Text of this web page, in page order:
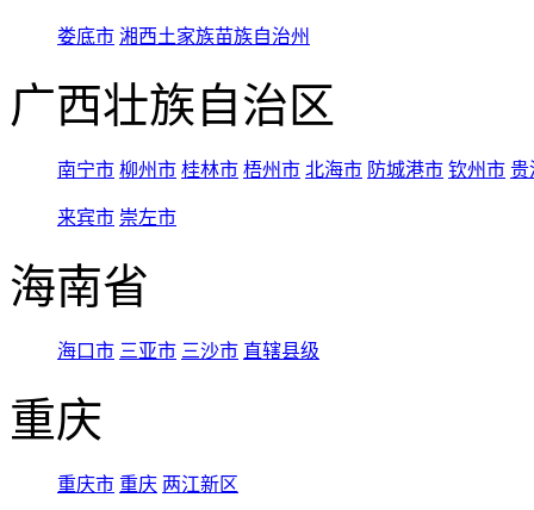
娄底市 湘西土家族苗族自治州
广西壮族自治区
南宁市 柳州市 桂林市 梧州市 北海市 防城港市 钦州市 贵
来宾市 崇左市
海南省
海口市 三亚市 三沙市 直辖县级
重庆
重庆市 重庆 两江新区